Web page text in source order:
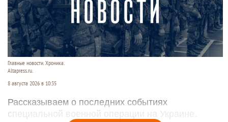
Главные новости. Хроника.
Altapress.ru.
8 августа 2026 в 10:35
Рассказываем о последних событиях
специальной военной операции на Украине.